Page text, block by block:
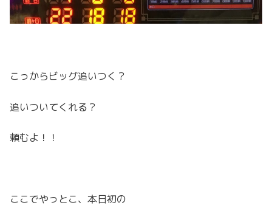
こっからビッグ追いつく？
追いついてくれる？
頼むよ！！
ここでやっとこ、本日初の